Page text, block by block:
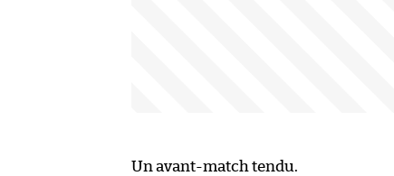
Un avant-match tendu.